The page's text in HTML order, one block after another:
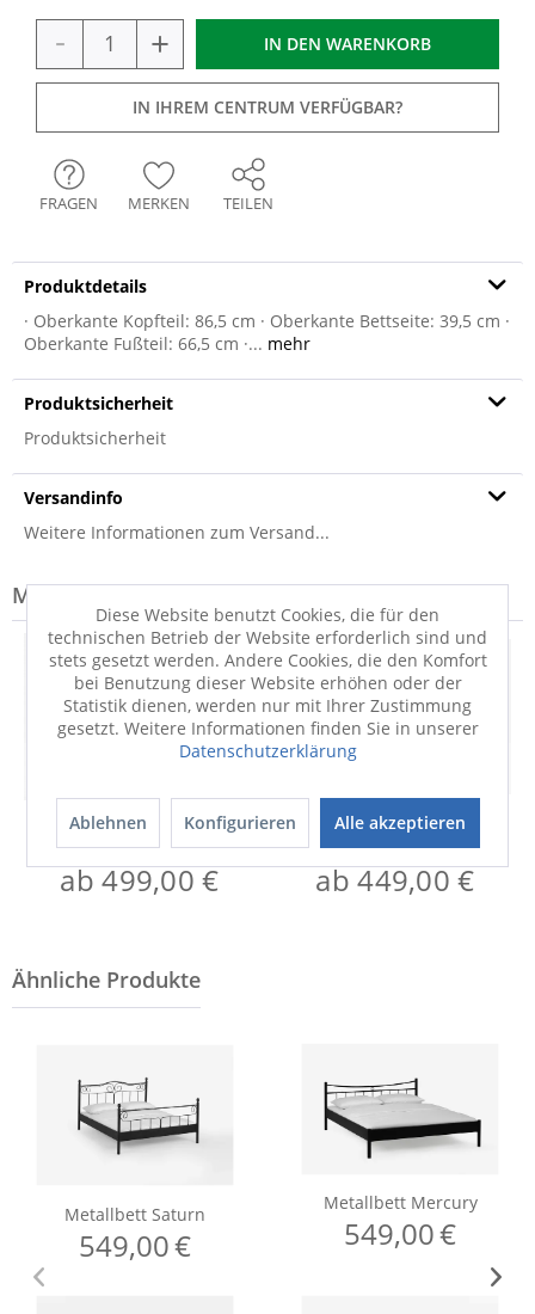
- + IN DEN WARENKORB
IN IHREM CENTRUM VERFÜGBAR?
FRAGEN MERKEN TEILEN
Produktdetails
· Oberkante Kopfteil: 86,5 cm · Oberkante Bettseite: 39,5 cm ·
Oberkante Fußteil: 66,5 cm ·... mehr
Produktsicherheit
Produktsicherheit
Versandinfo
Weitere Informationen zum Versand...
Modell-Familie: SATURN
Metallbett
Saturn
ab 499,00 €
Metallbett
Saturn
ab 449,00 €
Diese Website benutzt Cookies, die für den
technischen Betrieb der Website erforderlich sind und
stets gesetzt werden. Andere Cookies, die den Komfort
bei Benutzung dieser Website erhöhen oder der
Statistik dienen, werden nur mit Ihrer Zustimmung
gesetzt. Weitere Informationen finden Sie in unserer
Datenschutzerklärung
Ablehnen Konfigurieren Alle akzeptieren